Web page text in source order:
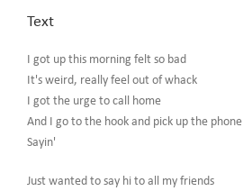
Text
I got up this morning felt so bad
It's weird, really feel out of whack
I got the urge to call home
And I go to the hook and pick up the phone
Sayin'
Just wanted to say hi to all my friends